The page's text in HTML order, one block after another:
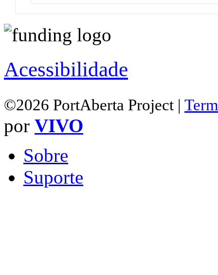
Acessibilidade
©2026 PortAberta Project |
por VIVO
Sobre
Suporte